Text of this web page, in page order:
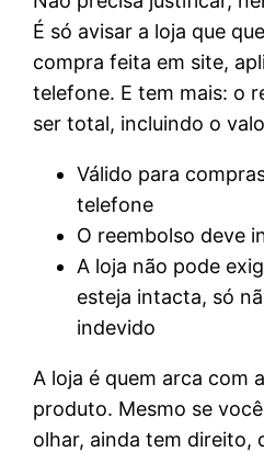
É só avisar a loja que
compra feita em site,
telefone. E tem mais: o
ser total, incluindo o
Válido para
telefone
O reembolso deve
A loja não pode
esteja intacta, só
indevido
A loja é quem arca com
produto. Mesmo se
olhar, ainda tem direito,